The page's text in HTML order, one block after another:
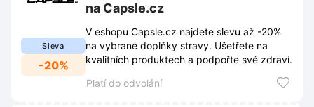
Sleva
-20%
na Capsle.cz
V eshopu Capsle.cz najdete slevu až -20%
na vybrané doplňky stravy. Ušetřete na
kvalitních produktech a podpořte své zdraví.
Platí do odvolání